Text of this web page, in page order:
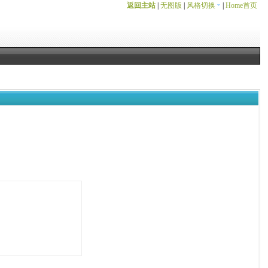
返回主站| 无图版 风格切换 Home首页